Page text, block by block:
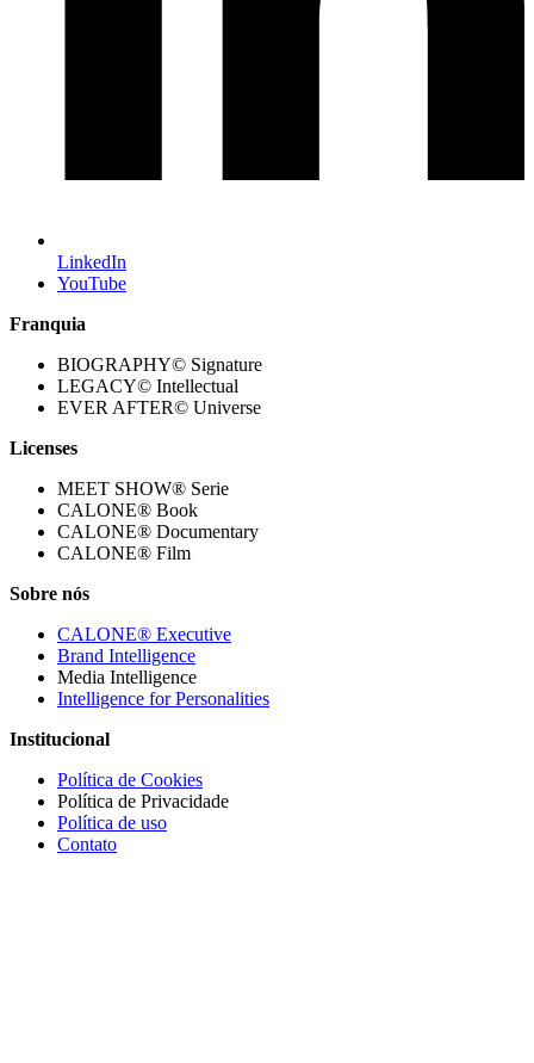
LinkedIn
YouTube
Franquia
BIOGRAPHY© Signature
LEGACY© Intellectual
EVER AFTER© Universe
Licenses
MEET SHOW® Serie
CALONE® Book
CALONE® Documentary
CALONE® Film
Sobre nós
CALONE® Executive
Brand Intelligence
Media Intelligence
Intelligence for Personalities
Institucional
Política de Cookies
Política de Privacidade
Política de uso
Contato